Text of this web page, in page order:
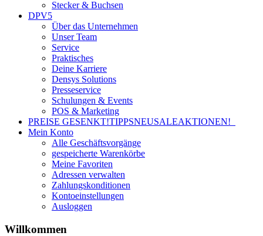
Stecker & Buchsen
DPV5
Über das Unternehmen
Unser Team
Service
Praktisches
Deine Karriere
Densys Solutions
Presseservice
Schulungen & Events
POS & Marketing
PREISE GESENKT!TIPPSNEUSALEAKTIONEN!
Mein Konto
Alle Geschäftsvorgänge
gespeicherte Warenkörbe
Meine Favoriten
Adressen verwalten
Zahlungskonditionen
Kontoeinstellungen
Ausloggen
Willkommen